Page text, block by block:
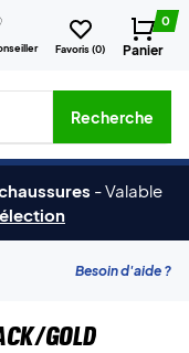
Favoris (0)
0
Panier
etc.
Recherche
-Valable
Besoin d'aide ?
Gold